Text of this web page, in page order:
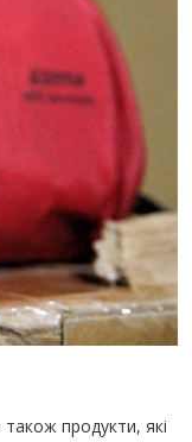
також продукти, які